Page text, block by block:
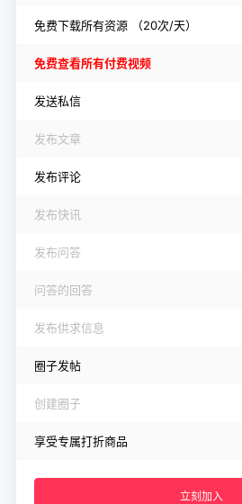
免费下载所有资源 （20次/天）
免费查看所有付费视频
发送私信
发布文章
发布评论
发布快讯
发布问答
问答的回答
发布供求信息
圈子发帖
创建圈子
享受专属打折商品
立刻加入